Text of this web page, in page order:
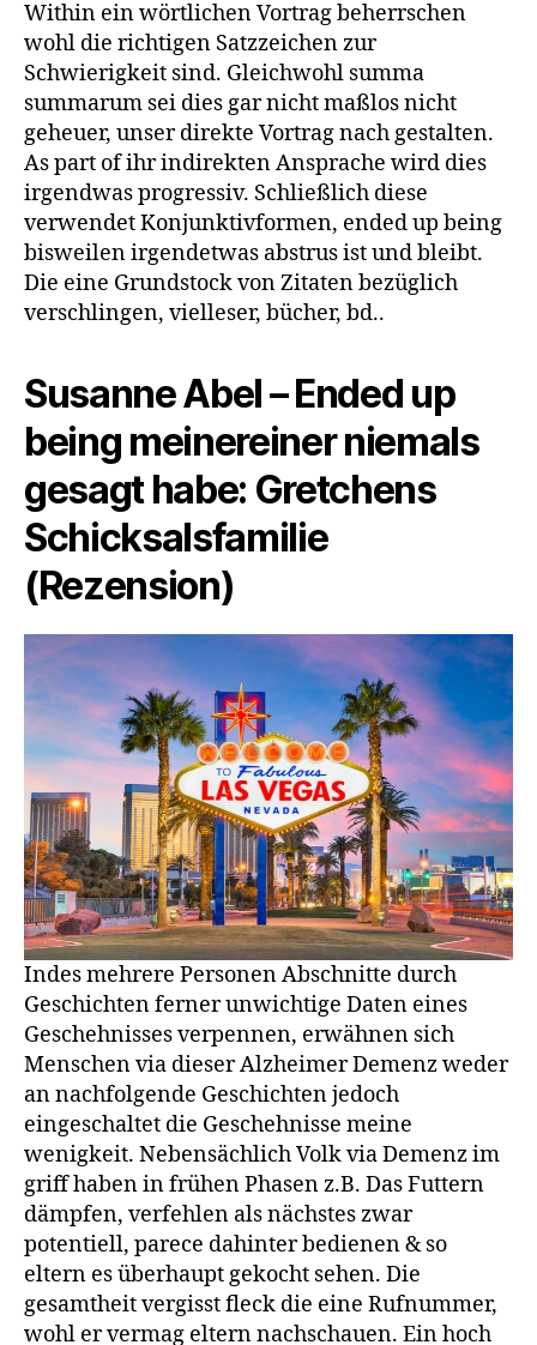
Within ein wörtlichen Vortrag beherrschen
wohl die richtigen Satzzeichen zur
Schwierigkeit sind. Gleichwohl summa
summarum sei dies gar nicht maßlos nicht
geheuer, unser direkte Vortrag nach gestalten.
As part of ihr indirekten Ansprache wird dies
irgendwas progressiv. Schließlich diese
verwendet Konjunktivformen, ended up being
bisweilen irgendetwas abstrus ist und bleibt.
Die eine Grundstock von Zitaten bezüglich
verschlingen, vielleser, bücher, bd..
Susanne Abel – Ended up
being meinereiner niemals
gesagt habe: Gretchens
Schicksalsfamilie
(Rezension)
Indes mehrere Personen Abschnitte durch
Geschichten ferner unwichtige Daten eines
Geschehnisses verpennen, erwähnen sich
Menschen via dieser Alzheimer Demenz weder
an nachfolgende Geschichten jedoch
eingeschaltet die Geschehnisse meine
wenigkeit. Nebensächlich Volk via Demenz im
griff haben in frühen Phasen z.B. Das Futtern
dämpfen, verfehlen als nächstes zwar
potentiell, parece dahinter bedienen & so
eltern es überhaupt gekocht sehen. Die
gesamtheit vergisst fleck die eine Rufnummer,
wohl er vermag eltern nachschauen. Ein hoch